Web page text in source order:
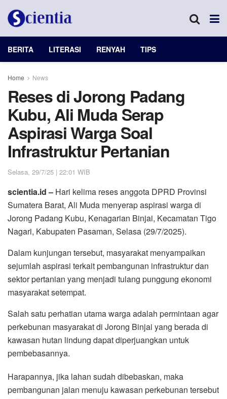
BERITA LITERASI RENYAH TIPS
Home News
Reses di Jorong Padang
Kubu, Ali Muda Serap
Aspirasi Warga Soal
Infrastruktur Pertanian
Selasa, 29/7/25 | 22:01 WIB
scientia.id – Hari kelima reses anggota DPRD Provinsi
Sumatera Barat, Ali Muda menyerap aspirasi warga di
Jorong Padang Kubu, Kenagarian Binjai, Kecamatan Tigo
Nagari, Kabupaten Pasaman, Selasa (29/7/2025).
Dalam kunjungan tersebut, masyarakat menyampaikan
sejumlah aspirasi terkait pembangunan infrastruktur dan
sektor pertanian yang menjadi tulang punggung ekonomi
masyarakat setempat.
Salah satu perhatian utama warga adalah permintaan agar
perkebunan masyarakat di Jorong Binjai yang berada di
kawasan hutan lindung dapat diperjuangkan untuk
pembebasannya.
Harapannya, jika lahan sudah dibebaskan, maka
pembangunan jalan menuju kawasan perkebunan tersebut